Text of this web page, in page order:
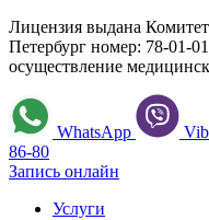
Лицензия выдана
Петербург номер: 78-01-
осуществление
WhatsApp
86-80
Запись онлайн
Услуги